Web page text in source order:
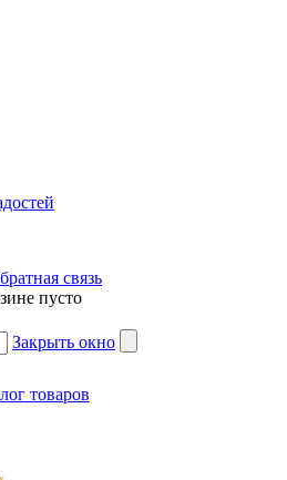
связь
пусто
Закрыть окно